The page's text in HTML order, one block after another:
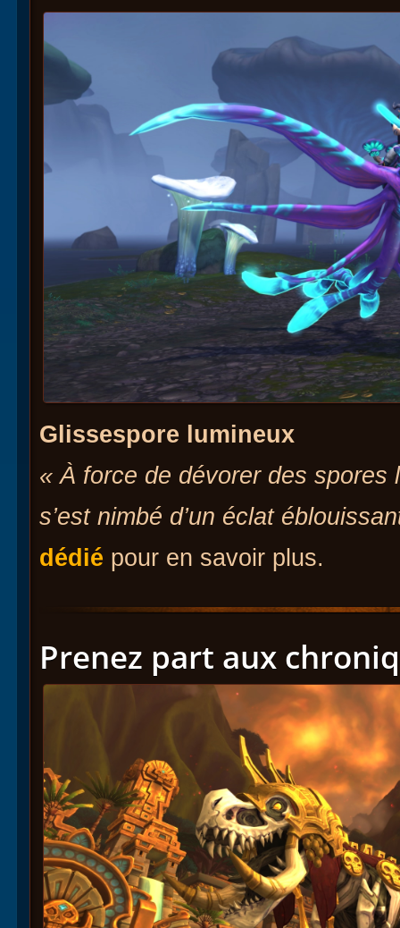
Glissespore lumineux
« À force de dévorer des
s’est nimbé d’un éclat
dédié pour en savoir plus.
Prenez part aux